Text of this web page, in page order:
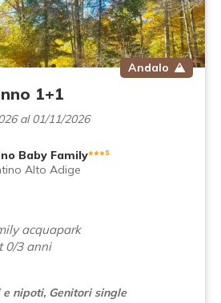
Andalo
1+1
al 01/11/2026
Baby Family***s
Alto Adige
acquapark
0/3 anni
nipoti, Genitori single